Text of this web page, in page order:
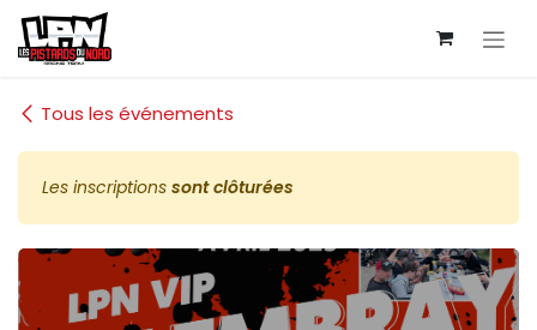
Se rendre au contenu
Tous les événements
Les inscriptions sont clôturées